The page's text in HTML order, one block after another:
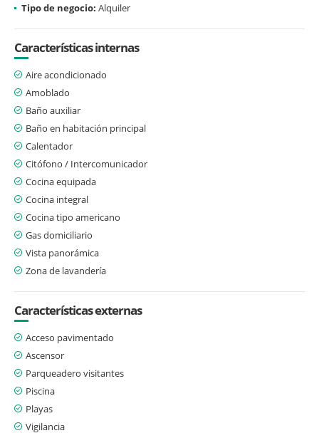
Tipo de negocio: Alquiler
Características internas
Aire acondicionado
Amoblado
Baño auxiliar
Baño en habitación principal
Calentador
Citófono / Intercomunicador
Cocina equipada
Cocina integral
Cocina tipo americano
Gas domiciliario
Vista panorámica
Zona de lavandería
Características externas
Acceso pavimentado
Ascensor
Parqueadero visitantes
Piscina
Playas
Vigilancia